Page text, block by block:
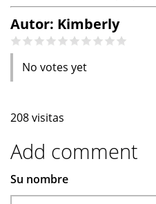
Autor: Kimberly
No votes yet
208 visitas
Add comment
Su nombre